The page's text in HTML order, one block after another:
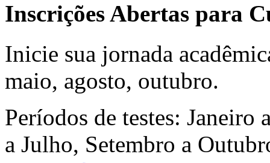
Inscrições Abertas para
Inicie sua jornada
maio, agosto, outubro.
Períodos de testes:
a Julho, Setembro a